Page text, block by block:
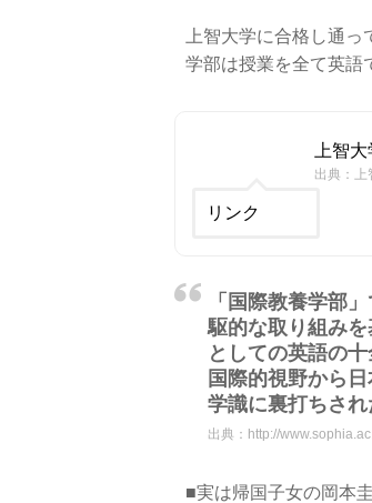
上智大学に合格し通っ
学部は授業を全て英語
上智
出典：
リンク
「国際教養学部
駆的な取り組み
としての英語の
国際的視野から
学識に裏打ちされ
出典： http://
■実は帰国子女の岡本